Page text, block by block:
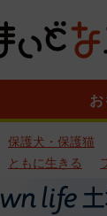
お
保護犬・保護猫
ともに生きる